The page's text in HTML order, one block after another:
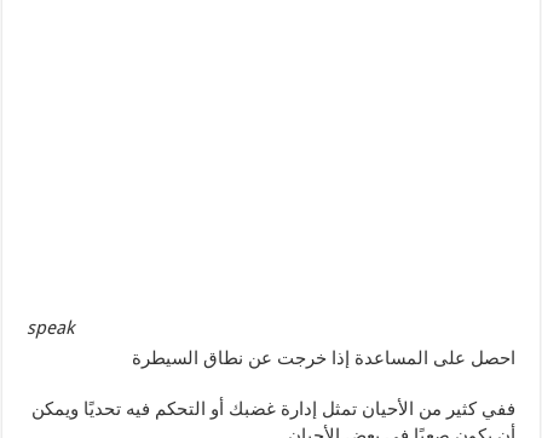
speak
احصل على المساعدة إذا خرجت عن نطاق السيطرة
ففي كثير من الأحيان تمثل إدارة غضبك أو التحكم فيه تحديًا ويمكن